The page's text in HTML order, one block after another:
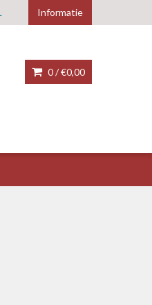
Informatie
0 /€0,00